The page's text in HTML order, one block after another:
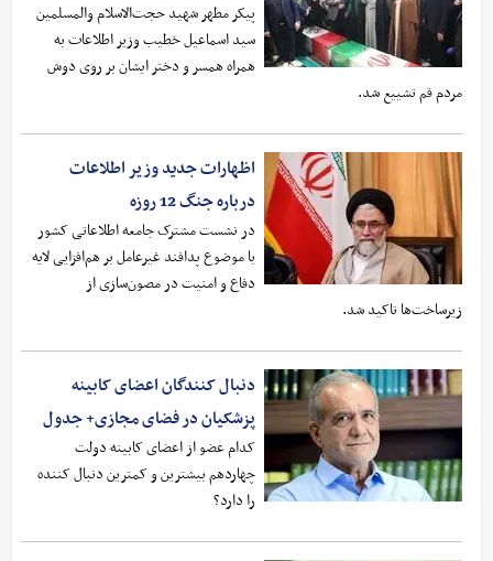
پیکر مطهر شهید حجت‌الاسلام والمسلمین
سید اسماعیل خطیب وزیر اطلاعات به
همراه همسر و دختر ایشان بر روی دوش
مردم قم تشییع شد.
اظهارات جدید وزیر اطلاعات
درباره جنگ 12 روزه
در نشست مشترک جامعه اطلاعاتی کشور
با موضوع پدافند غیرعامل بر هم‌افزایی لایه
دفاع و امنیت در مصون‌سازی از
زیرساخت‌ها تاکید شد.
دنبال کنندگان اعضای کابینه
پزشکیان در فضای مجازی+ جدول
کدام عضو از اعضای کابینه دولت
چهاردهم بیشترین و کمترین دنبال کننده
را دارد؟